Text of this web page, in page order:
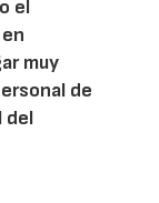
el
muy
de
del